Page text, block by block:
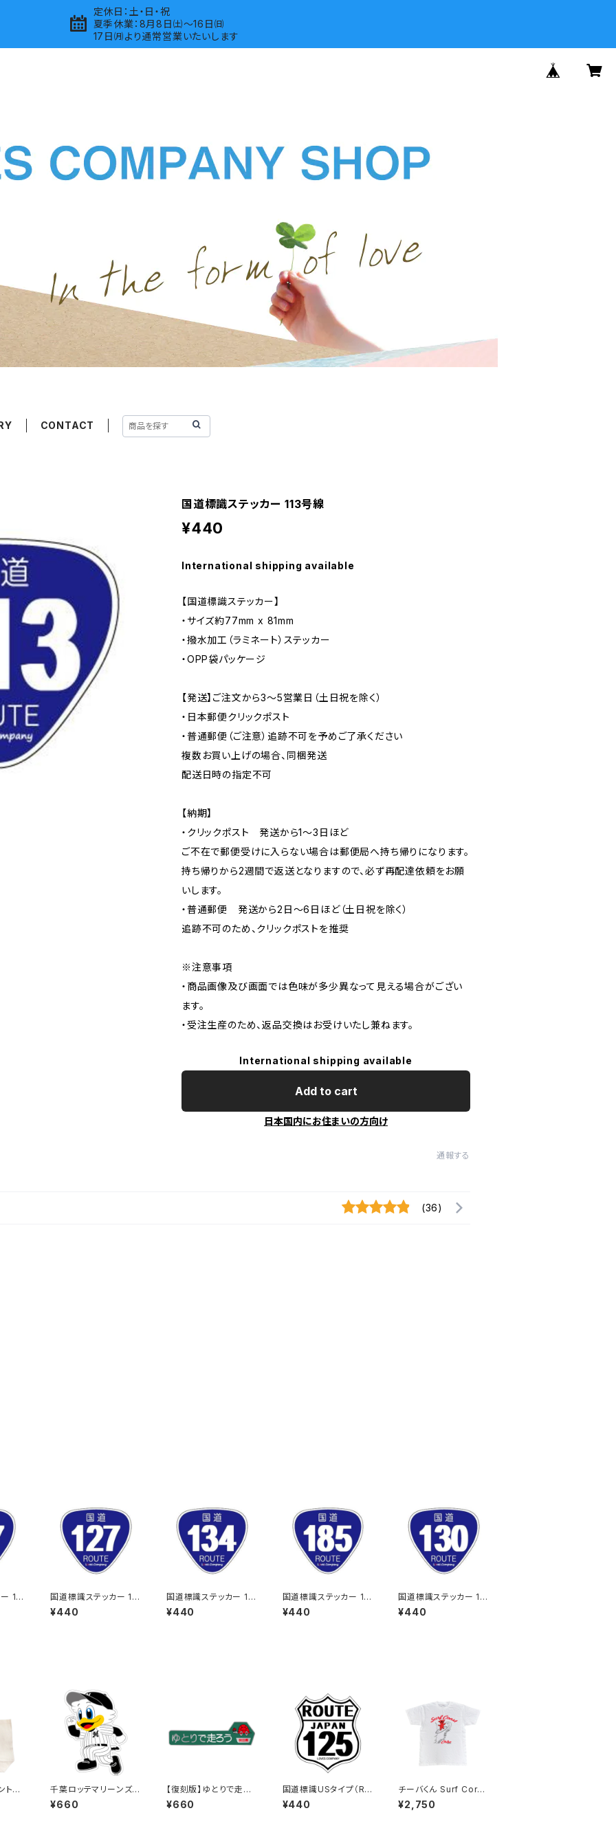
定休日：土・日・祝
夏季休業：8月8日㈯～16日㈰
17日㈪より通常営業いたいします
CONTACT
国道標識ステッカー 113号線
¥440
International shipping available
【国道標識ステッカー】
・サイズ約77mm x 81mm
・撥水加工（ラミネート）ステッカー
・OPP袋パッケージ
【発送】ご注文から3〜5営業日（土日祝を除く）
・日本郵便クリックポスト
・普通郵便（ご注意）追跡不可を予めご了承ください
複数お買い上げの場合、同梱発送
配送日時の指定不可
【納期】
・クリックポスト 発送から1〜3日ほど
ご不在で郵便受けに入らない場合は郵便局へ持ち帰りになります。
持ち帰りから2週間で返送となりますので、必ず再配達依頼をお願
いします。
・普通郵便 発送から2日〜6日ほど（土日祝を除く）
追跡不可のため、クリックポストを推奨
※注意事項
・商品画像及び画面では色味が多少異なって見える場合がござい
ます。
・受注生産のため、返品交換はお受けいたし兼ねます。
International shipping available
Add to cart
日本国内にお住まいの方向け
通報する
(36)
11
国道標識ステッカー 12
7号線
¥440
国道標識ステッカー 13
4号線
¥440
国道標識ステッカー 18
5号線
¥440
国道標識ステッカー 13
0号線
¥440
千葉ロッテマリーンズス
テッカー14（大）
¥660
【復刻版】ゆとりで走ろ
う秋田県（緑）：ステッカ
ー（大）
¥660
国道標識USタイプ（RO
UTE）ステッカー 125号
線（ホワイト）
¥440
チーバくん Surf Cors
t：Tシャツ（White）
¥2,750